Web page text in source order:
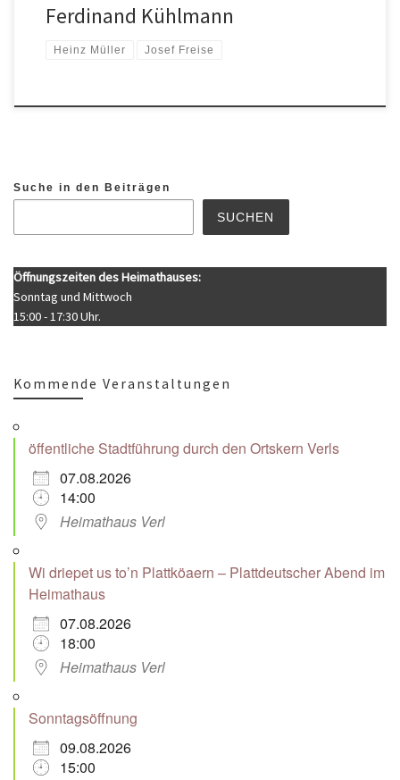
Ferdinand Kühlmann
Heinz Müller Josef Freise
Suche in den Beiträgen
SUCHEN
Öffnungszeiten des Heimathauses:
Sonntag und Mittwoch
15:00 - 17:30 Uhr.
Kommende Veranstaltungen
öffentliche Stadtführung durch den Ortskern Verls
07.08.2026
14:00
Heimathaus Verl
Wi driepet us to’n Plattköaern – Plattdeutscher Abend im
Heimathaus
07.08.2026
18:00
Heimathaus Verl
Sonntagsöffnung
09.08.2026
15:00